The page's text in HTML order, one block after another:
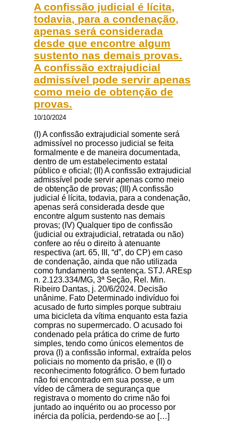
A confissão judicial é lícita,
todavia, para a condenação,
apenas será considerada
desde que encontre algum
sustento nas demais provas.
A confissão extrajudicial
admissível pode servir apenas
como meio de obtenção de
provas.
10/10/2024
(I) A confissão extrajudicial somente será
admissível no processo judicial se feita
formalmente e de maneira documentada,
dentro de um estabelecimento estatal
público e oficial; (II) A confissão extrajudicial
admissível pode servir apenas como meio
de obtenção de provas; (III) A confissão
judicial é lícita, todavia, para a condenação,
apenas será considerada desde que
encontre algum sustento nas demais
provas; (IV) Qualquer tipo de confissão
(judicial ou extrajudicial, retratada ou não)
confere ao réu o direito à atenuante
respectiva (art. 65, III, “d”, do CP) em caso
de condenação, ainda que não utilizada
como fundamento da sentença. STJ. AREsp
n. 2.123.334/MG, 3ª Seção, Rel. Min.
Ribeiro Dantas, j. 20/6/2024. Decisão
unânime. Fato Determinado indivíduo foi
acusado de furto simples porque subtraiu
uma bicicleta da vítima enquanto esta fazia
compras no supermercado. O acusado foi
condenado pela prática do crime de furto
simples, tendo como únicos elementos de
prova (I) a confissão informal, extraída pelos
policiais no momento da prisão, e (II) o
reconhecimento fotográfico. O bem furtado
não foi encontrado em sua posse, e um
vídeo de câmera de segurança que
registrava o momento do crime não foi
juntado ao inquérito ou ao processo por
inércia da polícia, perdendo-se ao […]